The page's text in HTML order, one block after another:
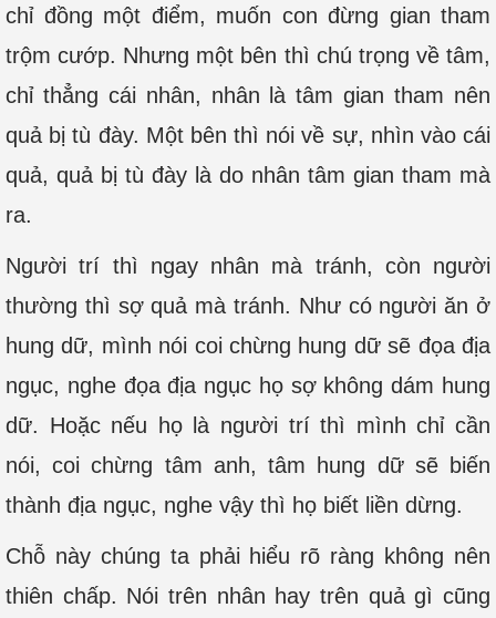
chỉ đồng một điểm, muốn con đừng gian tham
trộm cướp. Nhưng một bên thì chú trọng về tâm,
chỉ thẳng cái nhân, nhân là tâm gian tham nên
quả bị tù đày. Một bên thì nói về sự, nhìn vào cái
quả, quả bị tù đày là do nhân tâm gian tham mà
ra.
Người trí thì ngay nhân mà tránh, còn người
thường thì sợ quả mà tránh. Như có người ăn ở
hung dữ, mình nói coi chừng hung dữ sẽ đọa địa
ngục, nghe đọa địa ngục họ sợ không dám hung
dữ. Hoặc nếu họ là người trí thì mình chỉ cần
nói, coi chừng tâm anh, tâm hung dữ sẽ biến
thành địa ngục, nghe vậy thì họ biết liền dừng.
Chỗ này chúng ta phải hiểu rõ ràng không nên
thiên chấp. Nói trên nhân hay trên quả gì cũng